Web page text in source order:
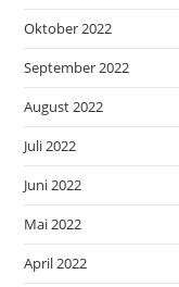
Oktober 2022
September 2022
August 2022
Juli 2022
Juni 2022
Mai 2022
April 2022